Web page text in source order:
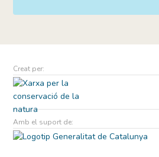
Creat per:
Amb el suport de: